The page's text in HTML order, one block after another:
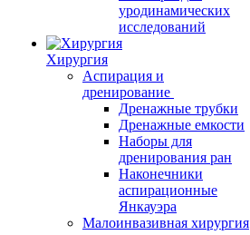
уродинамических
исследований
Хирургия
Аспирация и
дренирование
Дренажные трубки
Дренажные емкости
Наборы для
дренирования ран
Наконечники
аспирационные
Янкауэра
Малоинвазивная хирургия